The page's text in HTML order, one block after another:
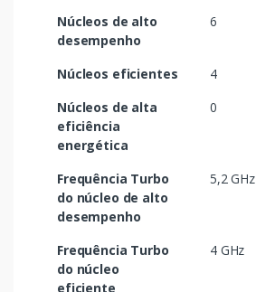
Núcleos de alto
desempenho
6
Núcleos eficientes
4
Núcleos de alta
eficiência
energética
0
Frequência Turbo
do núcleo de alto
desempenho
5,2 GHz
Frequência Turbo
do núcleo
eficiente
4 GHz